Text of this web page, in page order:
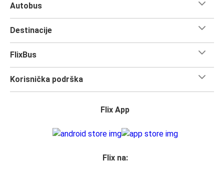
Autobus
Destinacije
FlixBus
Korisnička podrška
Flix App
Flix na: